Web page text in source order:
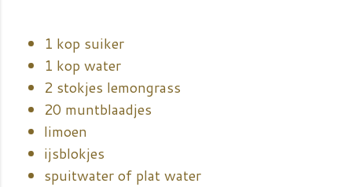
1 kop suiker
1 kop water
2 stokjes lemongrass
20 muntblaadjes
limoen
ijsblokjes
spuitwater of plat water